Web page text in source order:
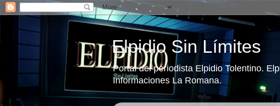
Elpidio Sin Límites
Portal del periodista Elpidio Tolentino.
Informaciones La Romana.